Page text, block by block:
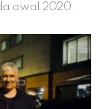
awal 2020.